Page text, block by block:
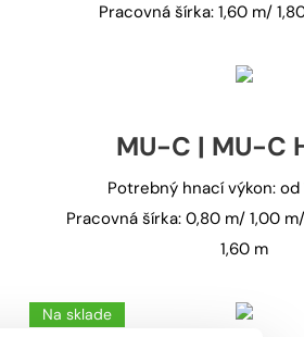
Pracovná šírka: 1,60 m/
MU-C | MU-C
Potrebný hnací výkon: od
Pracovná šírka: 0,80 m/ 1,00
1,60 m
Na sklade